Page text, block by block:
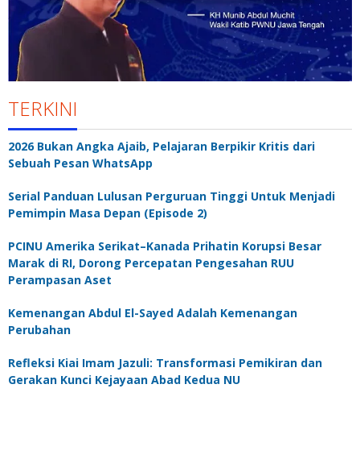
TERKINI
2026 Bukan Angka Ajaib, Pelajaran Berpikir Kritis dari
Sebuah Pesan WhatsApp
Serial Panduan Lulusan Perguruan Tinggi Untuk Menjadi
Pemimpin Masa Depan (Episode 2)
PCINU Amerika Serikat–Kanada Prihatin Korupsi Besar
Marak di RI, Dorong Percepatan Pengesahan RUU
Perampasan Aset
Kemenangan Abdul El-Sayed Adalah Kemenangan
Perubahan
Refleksi Kiai Imam Jazuli: Transformasi Pemikiran dan
Gerakan Kunci Kejayaan Abad Kedua NU